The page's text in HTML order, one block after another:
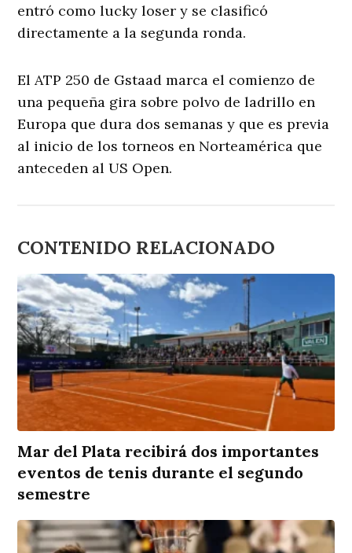
entró como lucky loser y se clasificó
directamente a la segunda ronda.
El ATP 250 de Gstaad marca el comienzo de
una pequeña gira sobre polvo de ladrillo en
Europa que dura dos semanas y que es previa
al inicio de los torneos en Norteamérica que
anteceden al US Open.
CONTENIDO RELACIONADO
Mar del Plata recibirá dos importantes
eventos de tenis durante el segundo
semestre